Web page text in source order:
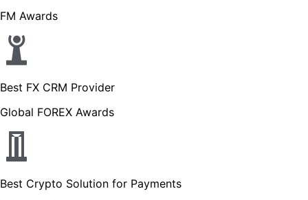
FM Awards
Best FX CRM Provider
Global FOREX Awards
Best Crypto Solution for Payments